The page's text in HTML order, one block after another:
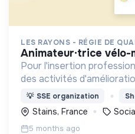
LES RAYONS - RÉGIE DE
animateur·trice
Pour l'insertion
des activités
projets d'utilité sociale et
Stains et Plaine Commune
💡 SSE organization
Stains, France
5 months ago